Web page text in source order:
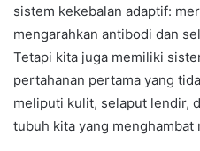
sistem kekebalan adaptif:
mengarahkan antibodi dan
Tetapi kita juga memiliki
pertahanan pertama yang
meliputi kulit, selaput lendir,
tubuh kita yang menghambat